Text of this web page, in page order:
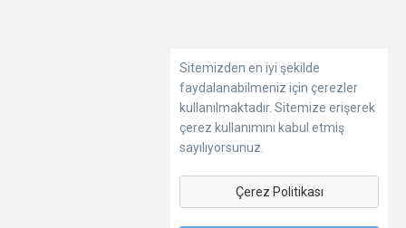
Sitemizden en iyi şekilde
faydalanabilmeniz için çerezler
kullanılmaktadır. Sitemize erişerek
çerez kullanımını kabul etmiş
sayılıyorsunuz.
Çerez Politikası